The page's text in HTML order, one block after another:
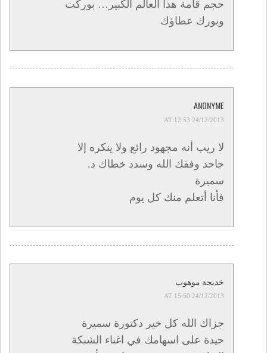
حجم قامة هذا العالم الكبير… بوركت
وبورك عطاؤك
ANONYME
24/12/2013 AT 12:53
لا ريب أنه مجهود رائع ولا ينكره إلا
جاحد وفقك الله وسدد خطاك د.
سميرة
فأنا أتعلم منك كل يوم
خديجة موهوب
24/12/2013 AT 15:50
جزاك الله كل خير دكتورة سميرة
حيدة على اسهامك في اغناء الشبكة